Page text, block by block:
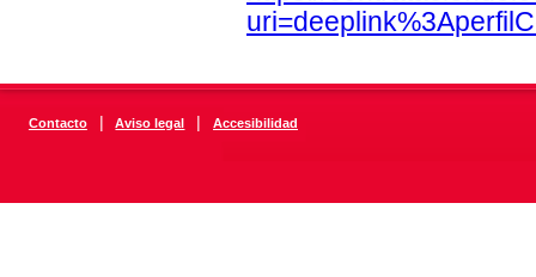
Contacto | Aviso legal | Accesibilidad